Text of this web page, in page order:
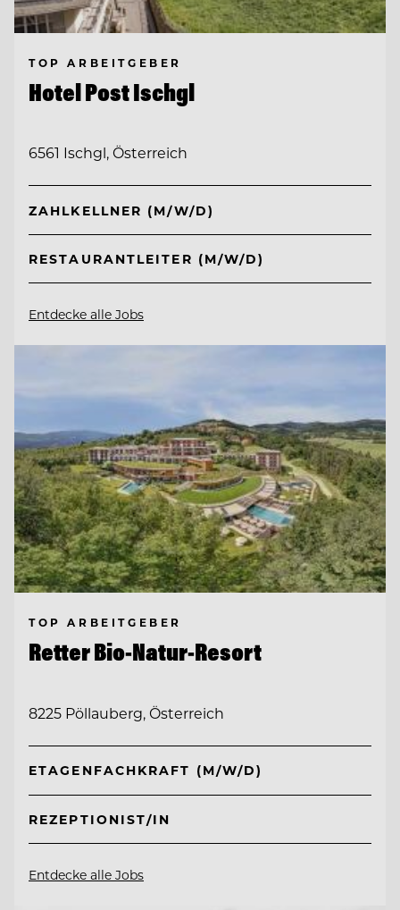
TOP ARBEITGEBER
Hotel Post Ischgl
6561 Ischgl, Österreich
ZAHLKELLNER (M/W/D)
RESTAURANTLEITER (M/W/D)
Entdecke alle Jobs
TOP ARBEITGEBER
Retter Bio-Natur-Resort
8225 Pöllauberg, Österreich
ETAGENFACHKRAFT (M/W/D)
REZEPTIONIST/IN
Entdecke alle Jobs